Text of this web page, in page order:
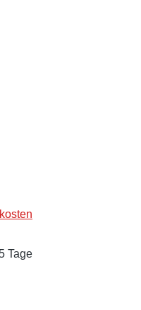
Tage